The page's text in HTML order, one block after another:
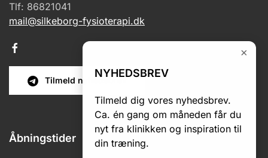
Tlf: 86821041
mail@silkeborg-fysioterapi.dk
Tilmeld nyhedsbrev
×
NYHEDSBREV
Tilmeld dig vores nyhedsbrev.
Ca. én gang om måneden får du
nyt fra klinikken og inspiration til
din træning.
Åbningstider